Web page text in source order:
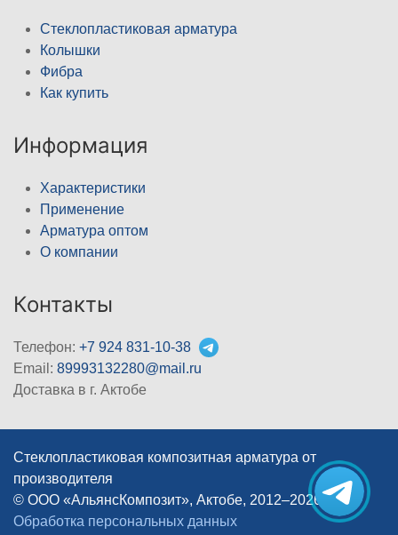
Стеклопластиковая арматура
Колышки
Фибра
Как купить
Информация
Характеристики
Применение
Арматура оптом
О компании
Контакты
Телефон: +7 924 831-10-38
Email: 89993132280@mail.ru
Доставка в г. Актобе
Стеклопластиковая композитная арматура от
производителя
© ООО «АльянсКомпозит», Актобе, 2012–2026
|
Обработка персональных данных